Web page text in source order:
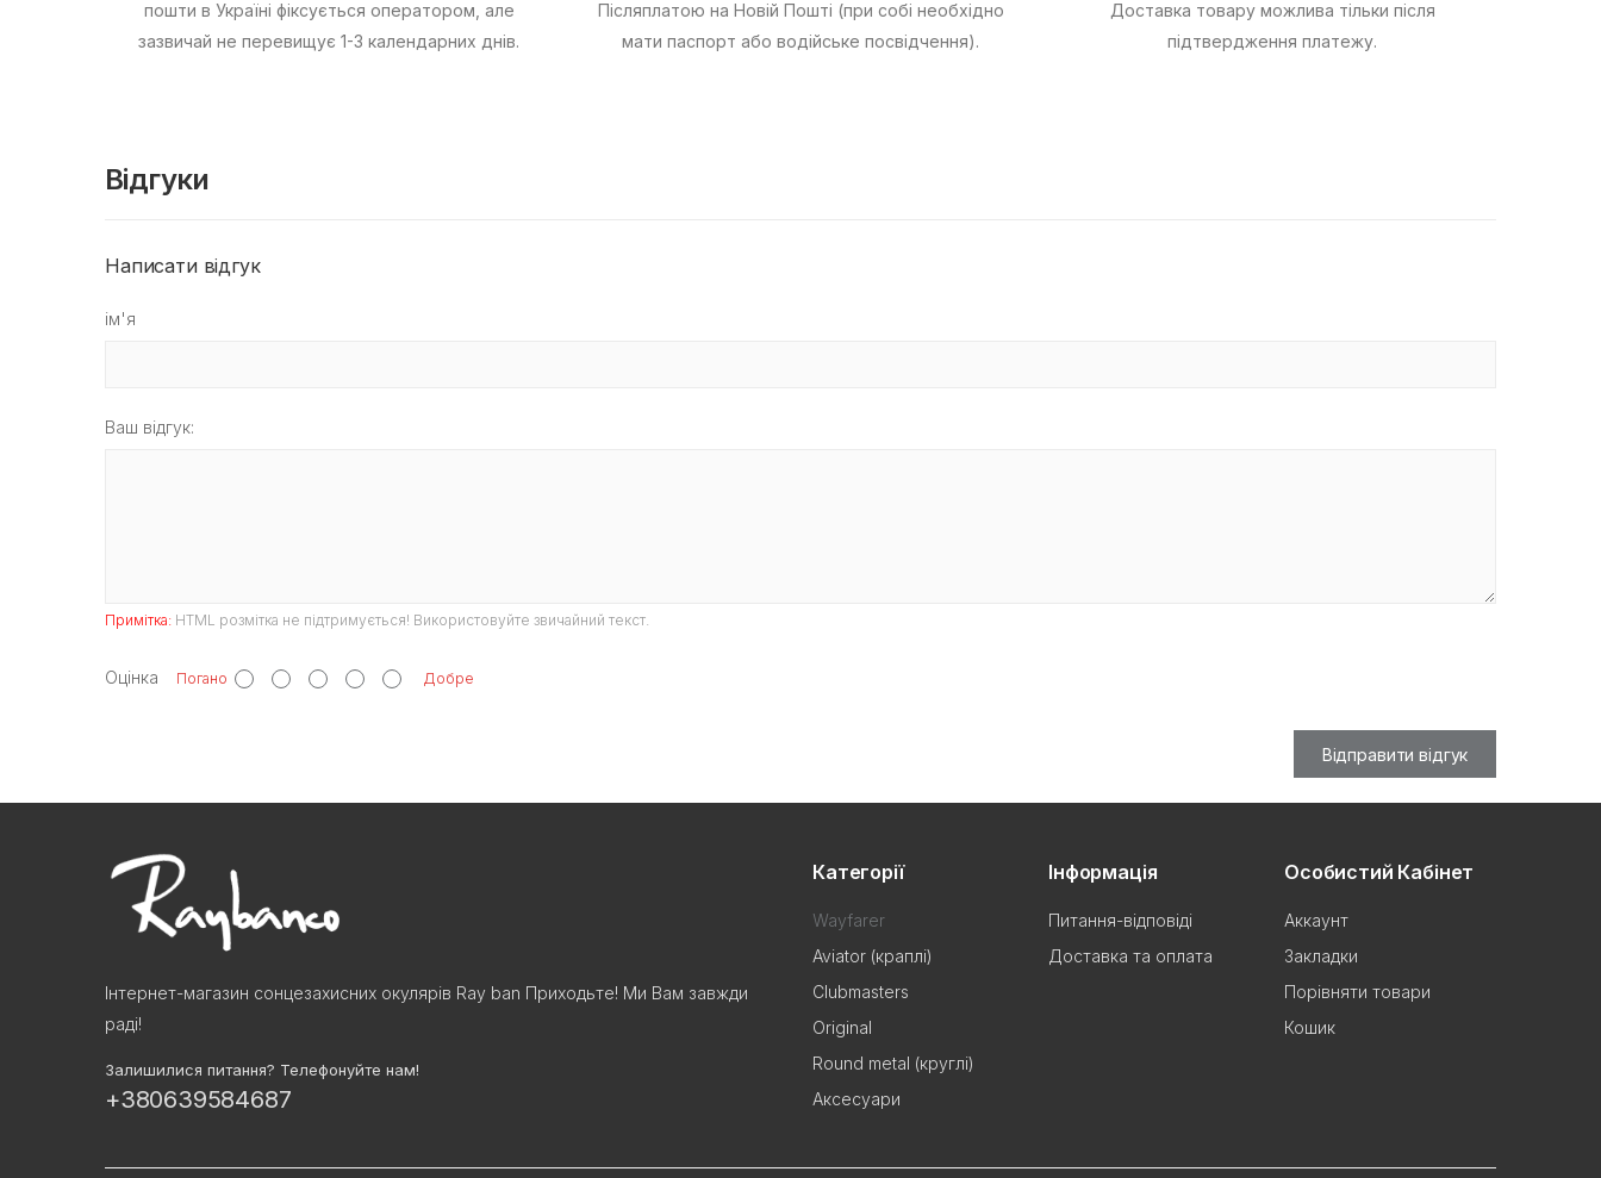
пошти в Україні фіксується оператором, але
зазвичай не перевищує 1-3 календарних днів.
Післяплатою на Новій Пошті (при собі необхідно
мати паспорт або водійське посвідчення).
Доставка товару можлива тільки після
підтвердження платежу.
Відгуки
Написати відгук
ім'я
Ваш відгук:
Примітка: HTML розмітка не підтримується! Використовуйте звичайний текст.
Оцінка Погано Добре
Відправити відгук
Інтернет-магазин сонцезахисних окулярів Ray ban Приходьте! Ми Вам завжди
раді!
Залишилися питання? Телефонуйте нам!
+380639584687
Категорії
Wayfarer
Aviator (краплі)
Clubmasters
Original
Round metal (круглі)
Аксесуари
Інформація
Питання-відповіді
Доставка та оплата
Особистий Кабінет
Аккаунт
Закладки
Порівняти товари
Кошик